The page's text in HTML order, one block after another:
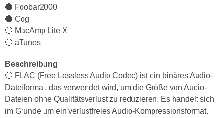
🔵 Foobar2000
🔵 Cog
🔵 MacAmp Lite X
🔵 aTunes
Beschreibung
🔵 FLAC (Free Lossless Audio Codec) ist ein binäres Audio-
Dateiformat, das verwendet wird, um die Größe von Audio-
Dateien ohne Qualitätsverlust zu reduzieren. Es handelt sich
im Grunde um ein verlustfreies Audio-Kompressionsformat.